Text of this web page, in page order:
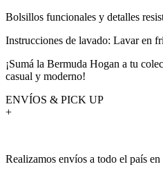
Bolsillos funcionales y detalles
Instrucciones de lavado: Lavar en
¡Sumá la Bermuda Hogan a tu
casual y moderno!
ENVÍOS & PICK UP
+
Realizamos envíos a todo el país